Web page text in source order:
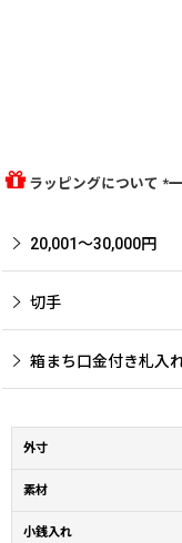
ラッピングについて *
20,001〜30,000円
切手
箱まち口金付き札入
外寸
素材
小銭入れ